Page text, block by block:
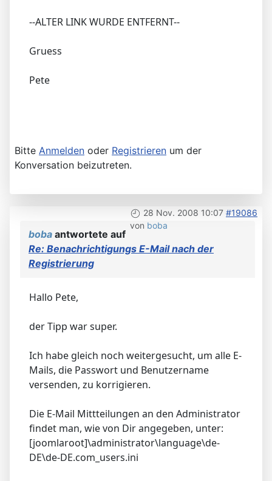
--ALTER LINK WURDE ENTFERNT--
Gruess
Pete
Bitte Anmelden oder Registrieren um der
Konversation beizutreten.
28 Nov. 2008 10:07 #19086
von boba
boba antwortete auf
Re: Benachrichtigungs E-Mail nach der
Registrierung
Hallo Pete,
der Tipp war super.
Ich habe gleich noch weitergesucht, um alle E-
Mails, die Passwort und Benutzername
versenden, zu korrigieren.
Die E-Mail Mittteilungen an den Administrator
findet man, wie von Dir angegeben, unter:
[joomlaroot]\administrator\language\de-
DE\de-DE.com_users.ini